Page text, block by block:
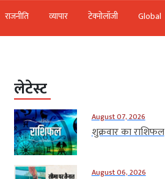
राजनीति व्‍यापार टेक्‍नोलॉजी Global
लेटेस्ट
August 07, 2026
शुक्रवार का राशिफल
August 06, 2026